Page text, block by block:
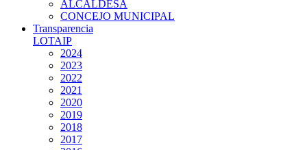
ALCALDESA
CONCEJO MUNICIPAL
Transparencia
LOTAIP
2024
2023
2022
2021
2020
2019
2018
2017